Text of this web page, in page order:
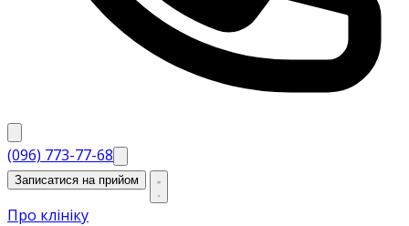
(096) 773-77-68
Записатися на прийом
Про клініку